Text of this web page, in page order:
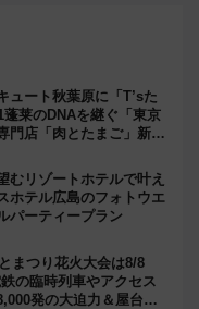
ュート秋葉原に「T’sた
莱のDNAを継ぐ「東京
門店「肉とたまご」新グ
むリゾートホテルで叶え
ホテル広島のフォトウエ
パーティープラン
まつり花火大会は8/8
の臨時列車やアクセス
発の大迫力＆屋台を